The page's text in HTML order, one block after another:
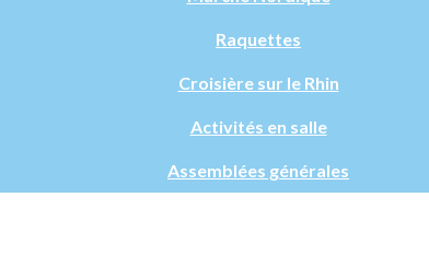
Raquettes
Croisière sur le Rhin
Activités en salle
Assemblées générales